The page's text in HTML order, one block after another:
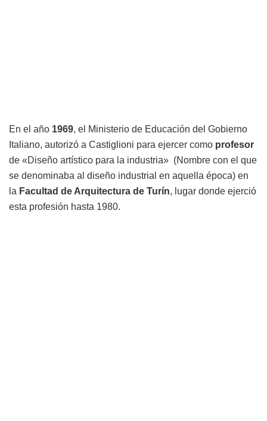
En el año 1969, el Ministerio de Educación del Gobierno
Italiano, autorizó a Castiglioni para ejercer como profesor
de «Diseño artístico para la industria» (Nombre con el que
se denominaba al diseño industrial en aquella época) en
la Facultad de Arquitectura de Turín, lugar donde ejerció
esta profesión hasta 1980.